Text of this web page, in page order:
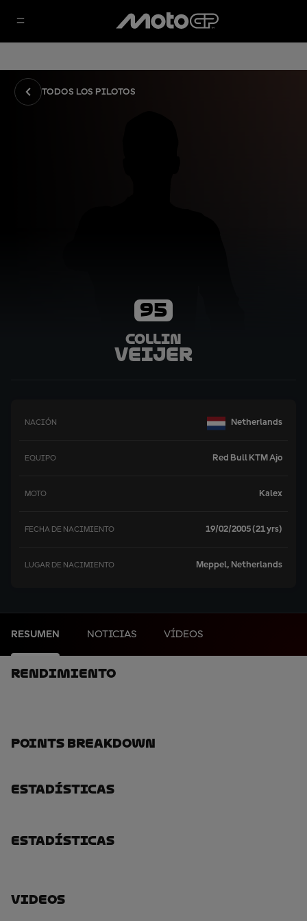
TODOS LOS PILOTOS
95
Collin
Veijer
NACIÓN Netherlands
EQUIPO Red Bull KTM Ajo
MOTO Kalex
FECHA DE NACIMIENTO 19/02/2005 (21 yrs)
LUGAR DE NACIMIENTO Meppel, Netherlands
RESUMEN NOTICIAS VÍDEOS
Rendimiento
Points Breakdown
Estadísticas
Estadísticas
Videos